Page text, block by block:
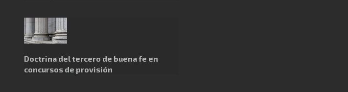
Doctrina del tercero de buena fe en
concursos de provisión